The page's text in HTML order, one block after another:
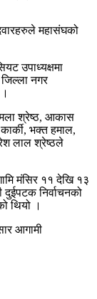
महासंघको
उपाध्यक्षमा
नगर
श्रेष्ठ, आकास
भक्त हमाल,
लाल श्रेष्ठले
मंसिर ११ देखि १३
निर्वाचनको
थियो ।
आगामी